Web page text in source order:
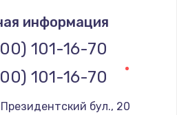
информация
101-16-70
101-16-70
Президентский бул., 20